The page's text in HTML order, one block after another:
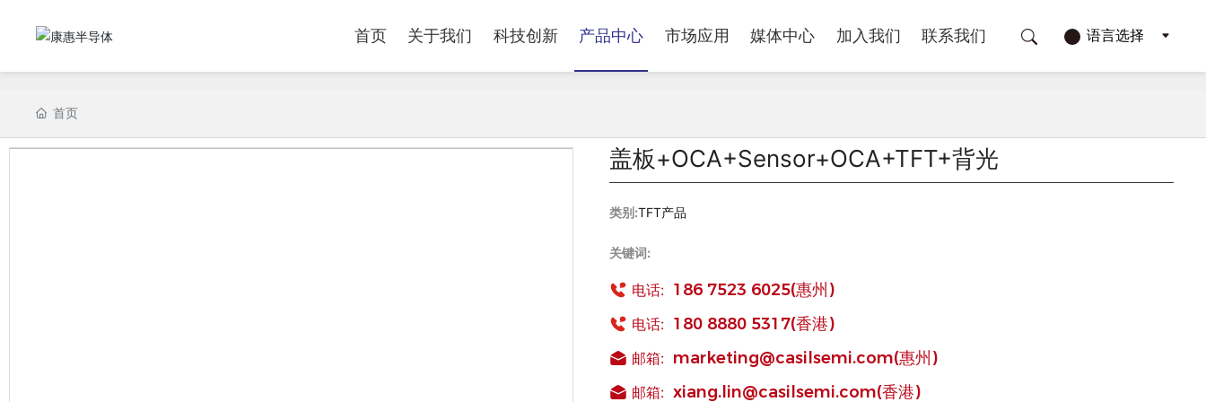
首页 关于我们 科技创新 产品中心 市场应用 媒体中心 加入我们 联系我们
首页
盖板+OCA+Sensor+OCA+TFT+背光
类别:TFT产品
关键词:
电话: 186 7523 6025(惠州)
电话: 180 8880 5317(香港)
邮箱: marketing@casilsemi.com(惠州)
邮箱: xiang.lin@casilsemi.com(香港)